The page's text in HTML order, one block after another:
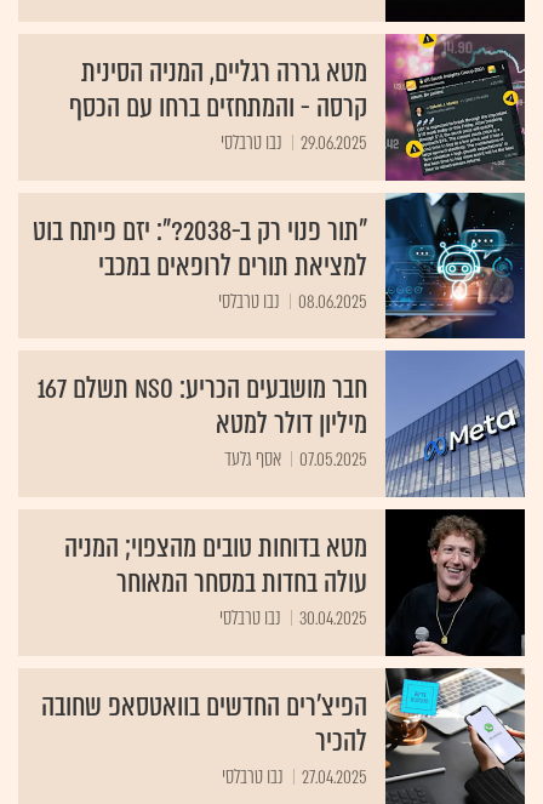
מטא גררה רגליים, המניה הסינית
קרסה - והמתחזים ברחו עם הכסף
29.06.2025 נבו טרבלסי
"תור פנוי רק ב-2038?": יזם פיתח בוט
למציאת תורים לרופאים במכבי
08.06.2025 נבו טרבלסי
חבר מושבעים הכריע: NSO תשלם 167
מיליון דולר למטא
07.05.2025 אסף גלעד
מטא בדוחות טובים מהצפוי; המניה
עולה בחדות במסחר המאוחר
30.04.2025 נבו טרבלסי
הפיצ'רים החדשים בוואטסאפ שחובה
להכיר
27.04.2025 נבו טרבלסי